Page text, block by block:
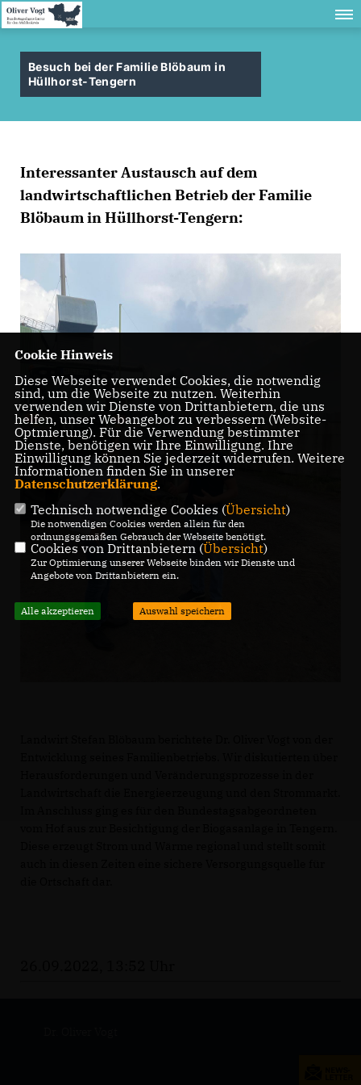
Besuch bei der Familie Blöbaum in
Hüllhorst-Tengern
Interessanter Austausch auf dem
landwirtschaftlichen Betrieb der Familie
Blöbaum in Hüllhorst-Tengern:
Cookie Hinweis
Diese Webseite verwendet Cookies, die notwendig
sind, um die Webseite zu nutzen. Weiterhin
verwenden wir Dienste von Drittanbietern, die uns
helfen, unser Webangebot zu verbessern (Website-
Optmierung). Für die Verwendung bestimmter
Dienste, benötigen wir Ihre Einwilligung. Ihre
Einwilligung können Sie jederzeit widerrufen. Weitere
Informationen finden Sie in unserer
Datenschutzerklärung.
Technisch notwendige Cookies (Übersicht)
Die notwendigen Cookies werden allein für den
ordnungsgemäßen Gebrauch der Webseite benötigt.
Cookies von Drittanbietern (Übersicht)
Zur Optimierung unserer Webseite binden wir Dienste und
Angebote von Drittanbietern ein.
Alle akzeptieren Auswahl speichern